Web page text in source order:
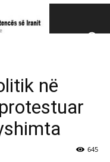
së Iranit (NCRI)
në
645